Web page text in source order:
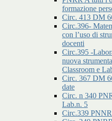
formazione
Circ. 413 DM
Circ.396-
con l’uso di
docenti
Circ.395 -
nuova
Classroom e
Circ. 367 DM
date
Circ. n 340
Lab.n. 5
Circ.339